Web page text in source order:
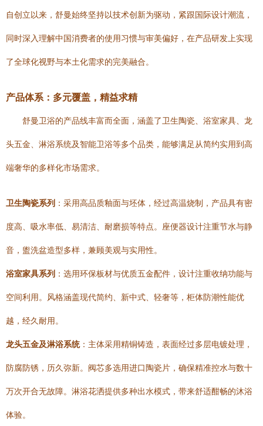
自创立以来，舒曼始终坚持以技术创新为驱动，紧跟国际设计潮流，
同时深入理解中国消费者的使用习惯与审美偏好，在产品研发上实现
了全球化视野与本土化需求的完美融合。
产品体系：多元覆盖，精益求精
舒曼卫浴的产品线丰富而全面，涵盖了卫生陶瓷、浴室家具、龙
头五金、淋浴系统及智能卫浴等多个品类，能够满足从简约实用到高
端奢华的多样化市场需求。
卫生陶瓷系列 ：采用高品质釉面与坯体，经过高温烧制，产品具有密
度高、吸水率低、易清洁、耐磨损等特点。座便器设计注重节水与静
音，盥洗盆造型多样，兼顾美观与实用性。
浴室家具系列 ：选用环保板材与优质五金配件，设计注重收纳功能与
空间利用。风格涵盖现代简约、新中式、轻奢等，柜体防潮性能优
越，经久耐用。
龙头五金及淋浴系统：主体采用精铜铸造，表面经过多层电镀处理，
防腐防锈，历久弥新。阀芯多选用进口陶瓷片，确保精准控水与数十
万次开合无故障。淋浴花洒提供多种出水模式，带来舒适酣畅的沐浴
体验。